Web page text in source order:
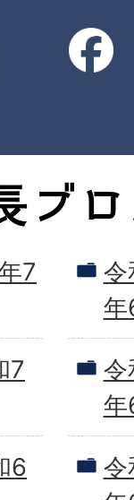
ブ
7
令
7
令
6
令